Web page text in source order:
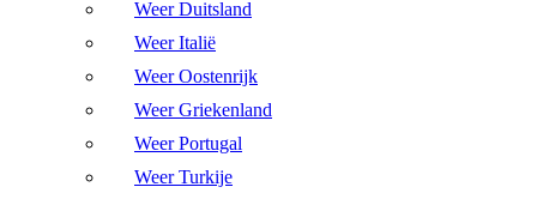
Weer Duitsland
Weer Italië
Weer Oostenrijk
Weer Griekenland
Weer Portugal
Weer Turkije